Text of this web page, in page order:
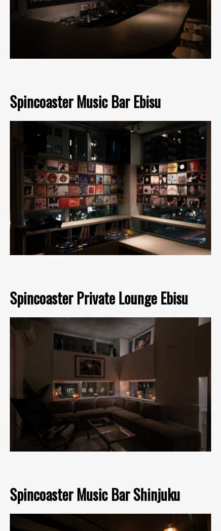
Spincoaster Music Bar Ebisu
Spincoaster Private Lounge Ebisu
Spincoaster Music Bar Shinjuku